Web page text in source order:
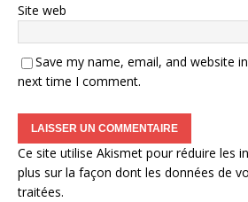
Site web
Save my name, email, and website
next time I comment.
Ce site utilise Akismet pour réduire les
plus sur la façon dont les données de
traitées.